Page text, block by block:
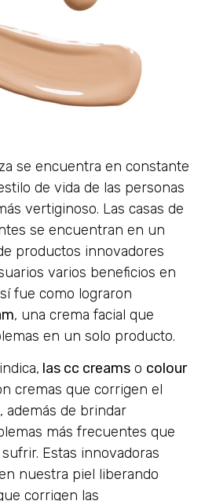
se encuentra en constante
de vida de las personas
vertiginoso. Las casas de
se encuentran en un
productos innovadores
varios beneficios en
fue como lograron
, una crema facial que
en un solo producto.
las cc creams o colour
cremas que corrigen el
además de brindar
más frecuentes que
Estas innovadoras
nuestra piel liberando
corrigen las